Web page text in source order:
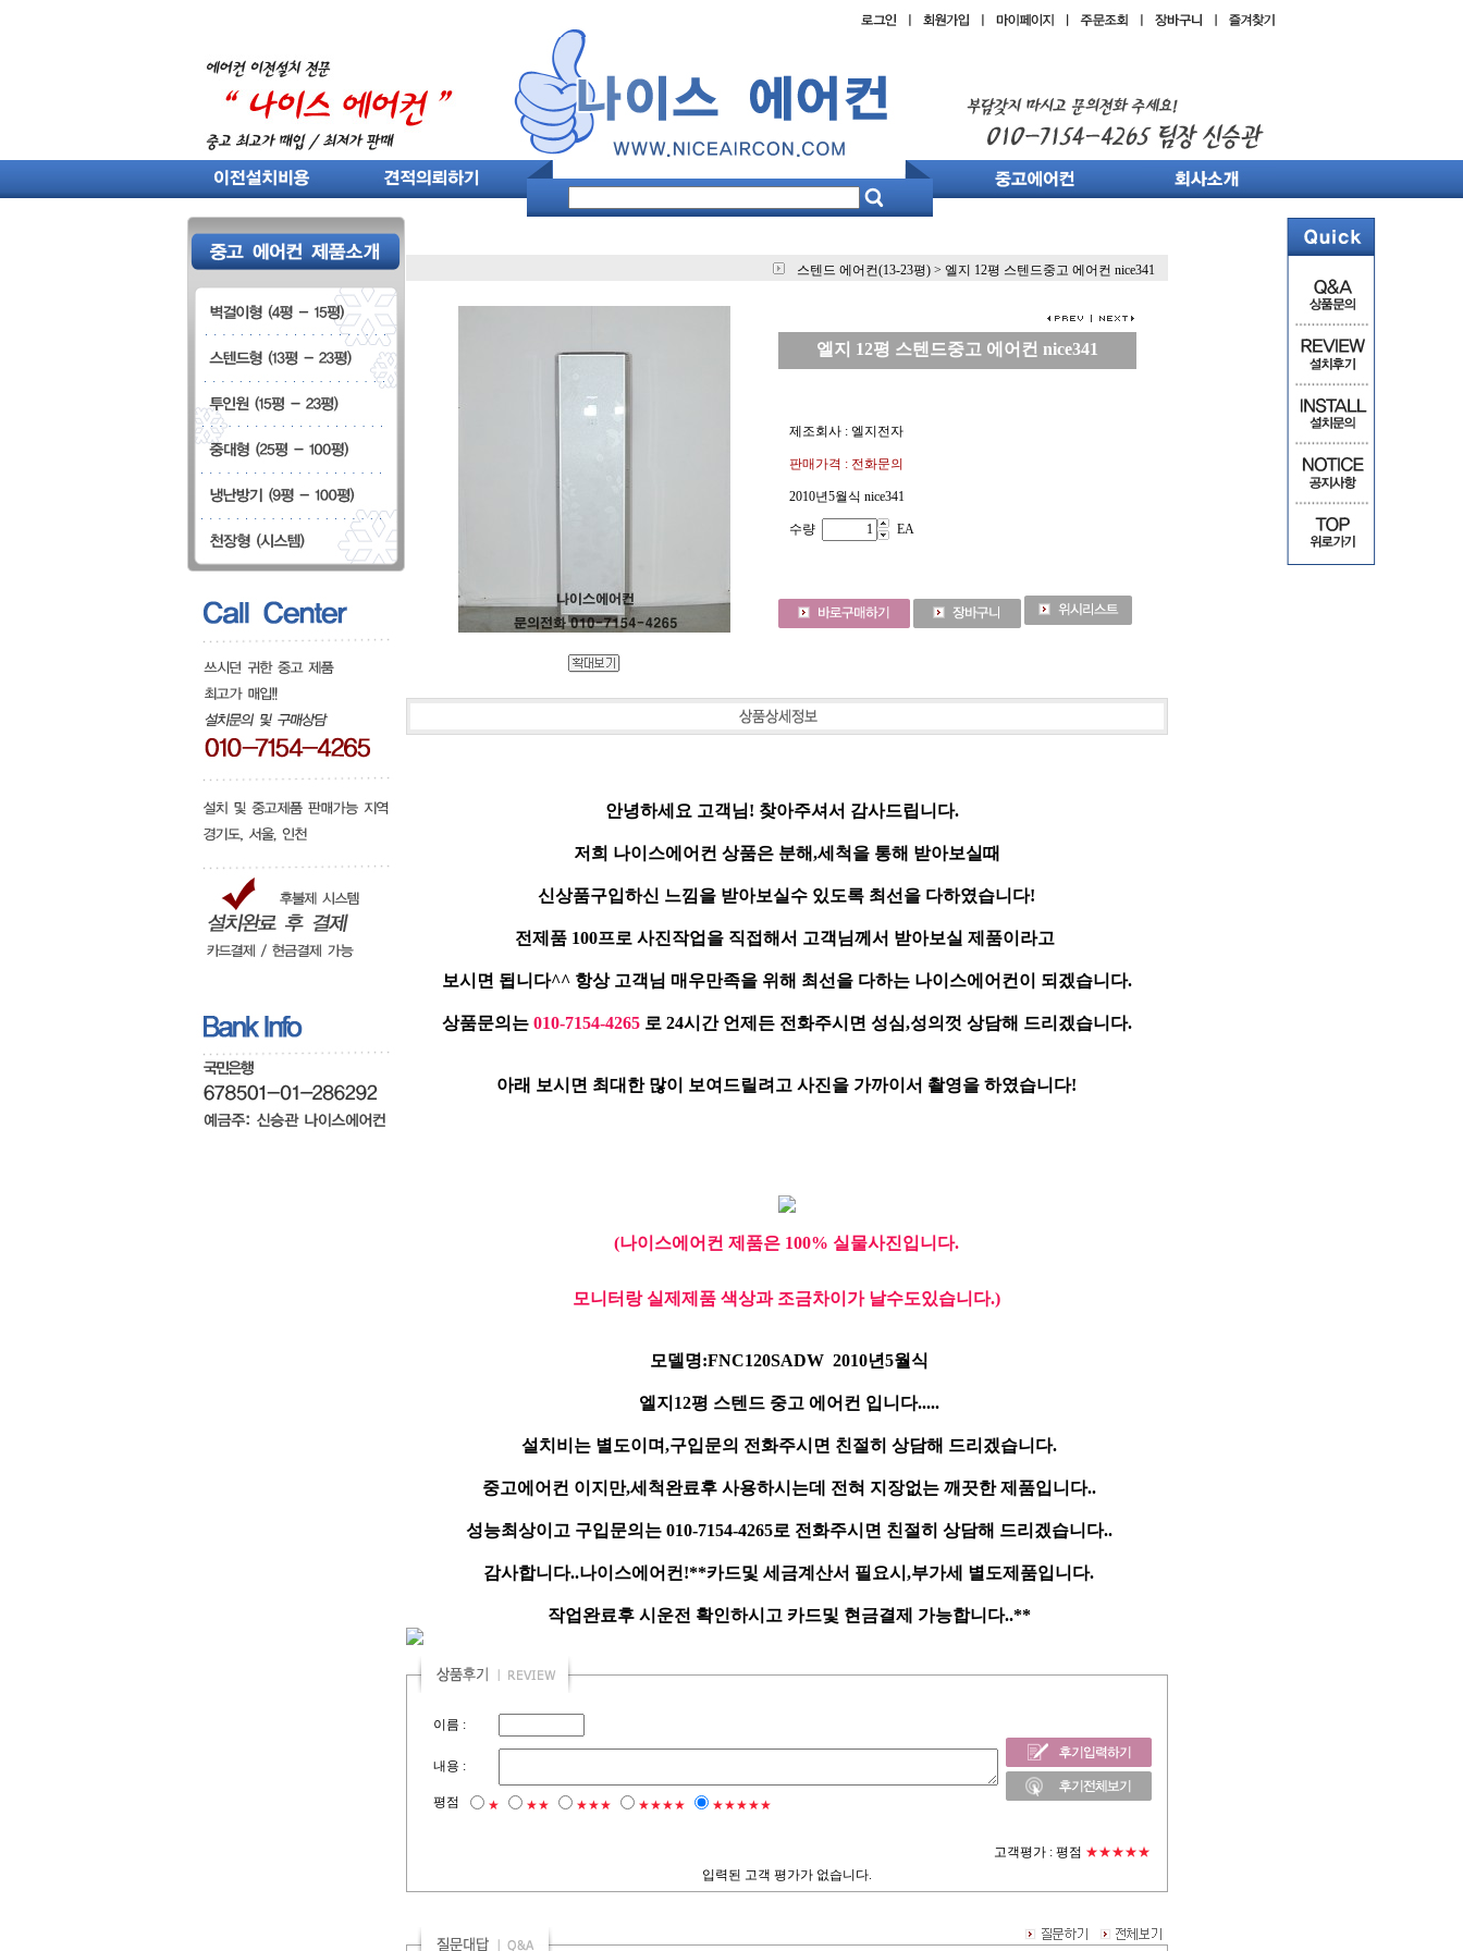
스텐드 에어컨(13-23평) > 엘지 12평 스텐드중고 에어컨 nice341
엘지 12평 스텐드중고 에어컨 nice341
제조회사 : 엘지전자
판매가격 : 전화문의
2010년5월식 nice341
수량 EA
안녕하세요 고객님! 찾아주셔서 감사드립니다.
저희 나이스에어컨 상품은 분해,세척을 통해 받아보실때
신상품구입하신 느낌을 받아보실수 있도록 최선을 다하였습니다!
전제품 100프로 사진작업을 직접해서 고객님께서 받아보실 제품이라고
보시면 됩니다^^ 항상 고객님 매우만족을 위해 최선을 다하는 나이스에어컨이 되겠습니다.
상품문의는 010-7154-4265로 24시간 언제든 전화주시면 성심,성의껏 상담해 드리겠습니다.
아래 보시면 최대한 많이 보여드릴려고 사진을 가까이서 촬영을 하였습니다!
(나이스에어컨 제품은 100% 실물사진입니다.
모니터랑 실제제품 색상과 조금차이가 날수도있습니다.)
모델명:FNC120SADW 2010년5월식
엘지12평 스텐드 중고 에어컨 입니다.....
설치비는 별도이며,구입문의 전화주시면 친절히 상담해 드리겠습니다.
중고에어컨 이지만,세척완료후 사용하시는데 전혀 지장없는 깨끗한 제품입니다..
성능최상이고 구입문의는 010-7154-4265로 전화주시면 친절히 상담해 드리겠습니다..
감사합니다..나이스에어컨!**카드및 세금계산서 필요시,부가세 별도제품입니다.
작업완료후 시운전 확인하시고 카드및 현금결제 가능합니다..**
이름 :
내용 :
평점 ★ ★★ ★★★ ★★★★ ★★★★★
고객평가 : 평점 ★★★★★
입력된 고객 평가가 없습니다.